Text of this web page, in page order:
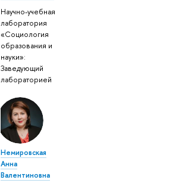
Научно-учебная
лаборатория
«Социология
образования и
науки»:
Заведующий
лабораторией
Немировская
Анна
Валентиновна